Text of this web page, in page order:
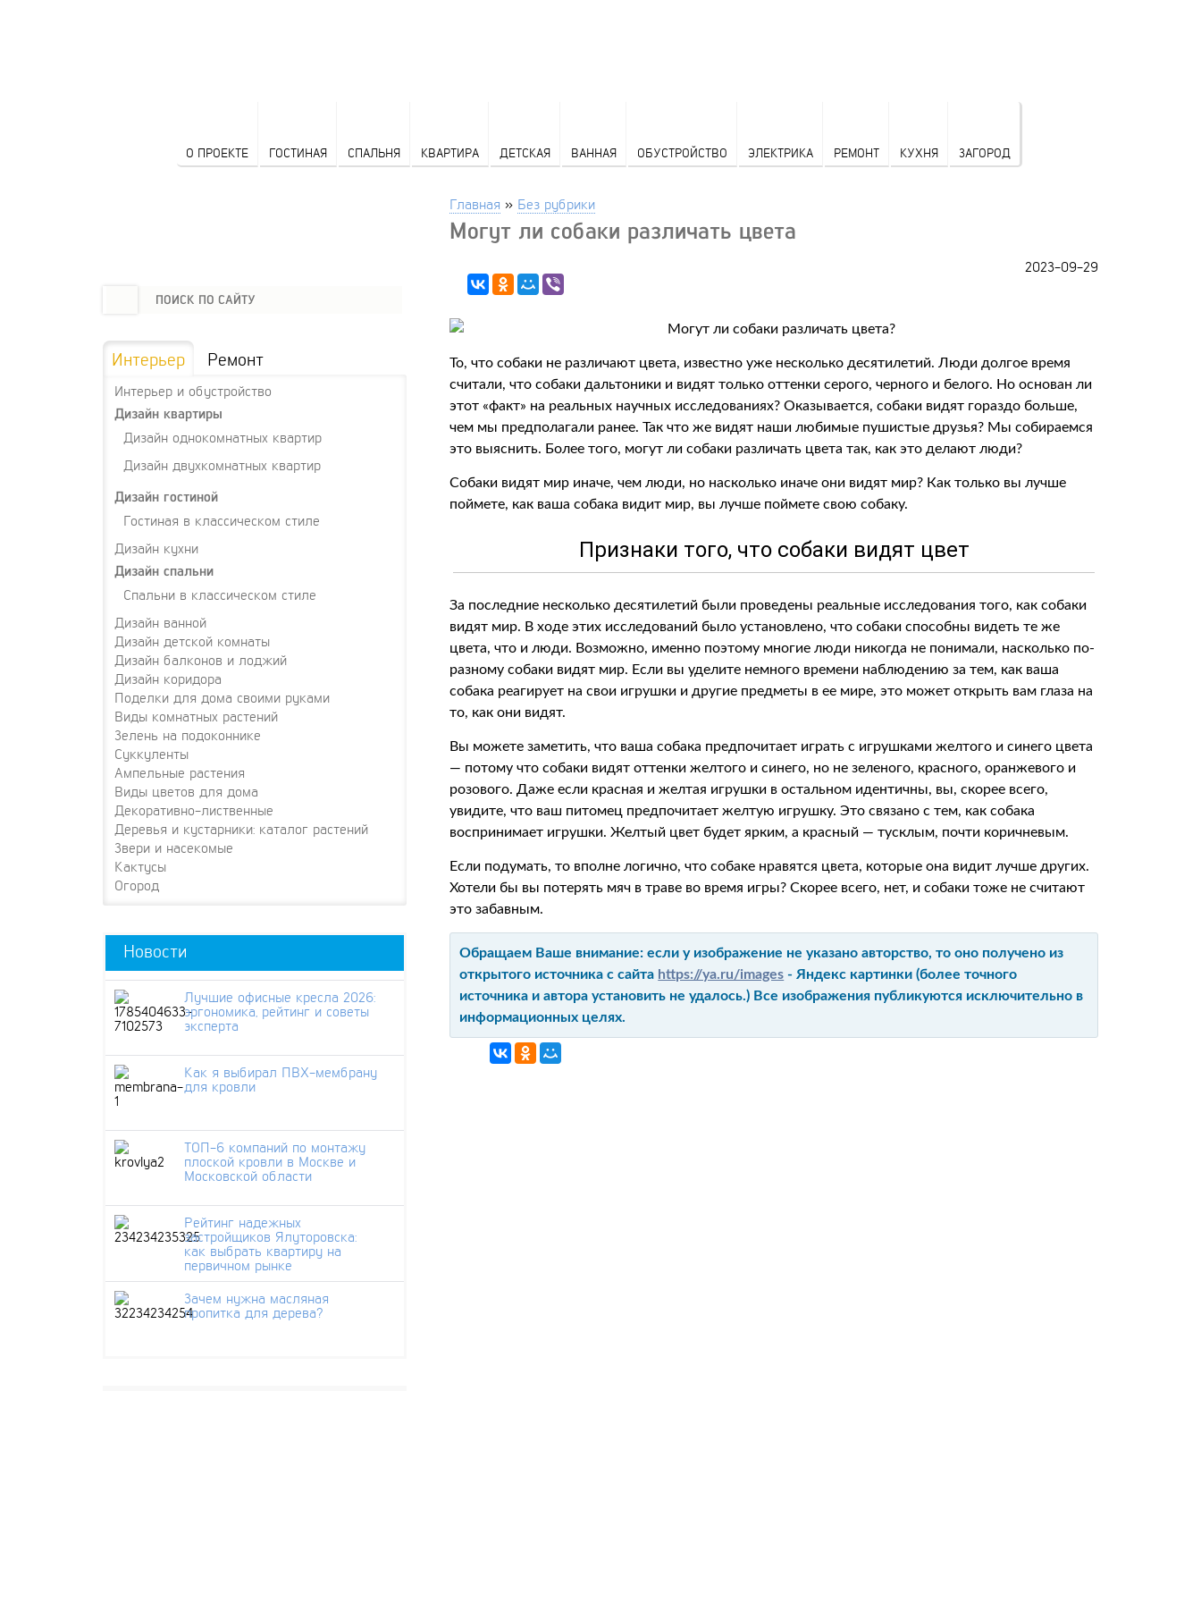
О ПРОЕКТЕ ГОСТИНАЯ СПАЛЬНЯ КВАРТИРА ДЕТСКАЯ ВАННАЯ ОБУСТРОЙСТВО ЭЛЕКТРИКА РЕМОНТ КУХНЯ ЗАГОРОД
Главная » Без рубрики
Могут ли собаки различать цвета
2023-09-29
То, что собаки не различают цвета, известно уже несколько десятилетий. Люди долгое время
считали, что собаки дальтоники и видят только оттенки серого, черного и белого. Но основан ли
этот «факт» на реальных научных исследованиях? Оказывается, собаки видят гораздо больше,
чем мы предполагали ранее. Так что же видят наши любимые пушистые друзья? Мы собираемся
это выяснить. Более того, могут ли собаки различать цвета так, как это делают люди?
Собаки видят мир иначе, чем люди, но насколько иначе они видят мир? Как только вы лучше
поймете, как ваша собака видит мир, вы лучше поймете свою собаку.
Признаки того, что собаки видят цвет
За последние несколько десятилетий были проведены реальные исследования того, как собаки
видят мир. В ходе этих исследований было установлено, что собаки способны видеть те же
цвета, что и люди. Возможно, именно поэтому многие люди никогда не понимали, насколько по-
разному собаки видят мир. Если вы уделите немного времени наблюдению за тем, как ваша
собака реагирует на свои игрушки и другие предметы в ее мире, это может открыть вам глаза на
то, как они видят.
Вы можете заметить, что ваша собака предпочитает играть с игрушками желтого и синего цвета
— потому что собаки видят оттенки желтого и синего, но не зеленого, красного, оранжевого и
розового. Даже если красная и желтая игрушки в остальном идентичны, вы, скорее всего,
увидите, что ваш питомец предпочитает желтую игрушку. Это связано с тем, как собака
воспринимает игрушки. Желтый цвет будет ярким, а красный — тусклым, почти коричневым.
Если подумать, то вполне логично, что собаке нравятся цвета, которые она видит лучше других.
Хотели бы вы потерять мяч в траве во время игры? Скорее всего, нет, и собаки тоже не считают
это забавным.
Обращаем Ваше внимание: если у изображение не указано авторство, то оно получено из
открытого источника с сайта https://ya.ru/images - Яндекс картинки (более точного
источника и автора установить не удалось.) Все изображения публикуются исключительно в
информационных целях.
Интерьер Ремонт
Интерьер и обустройство
Дизайн квартиры
Дизайн однокомнатных квартир
Дизайн двухкомнатных квартир
Дизайн гостиной
Гостиная в классическом стиле
Дизайн кухни
Дизайн спальни
Спальни в классическом стиле
Дизайн ванной
Дизайн детской комнаты
Дизайн балконов и лоджий
Дизайн коридора
Поделки для дома своими руками
Виды комнатных растений
Зелень на подоконнике
Суккуленты
Ампельные растения
Виды цветов для дома
Декоративно-лиственные
Деревья и кустарники: каталог растений
Звери и насекомые
Кактусы
Огород
Новости
Лучшие офисные кресла 2026:
эргономика, рейтинг и советы
эксперта
Как я выбирал ПВХ-мембрану
для кровли
ТОП-6 компаний по монтажу
плоской кровли в Москве и
Московской области
Рейтинг надежных
застройщиков Ялуторовска:
как выбрать квартиру на
первичном рынке
Зачем нужна масляная
пропитка для дерева?